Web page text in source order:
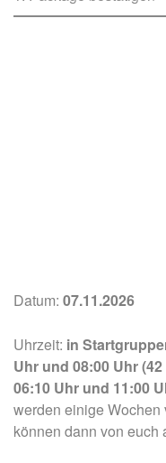
Datum: 07.11.2026
Uhrzeit: in
Uhr und 08:00 Uhr
06:10 Uhr und 11:00
werden einige Wochen
können dann von euch